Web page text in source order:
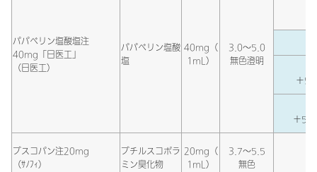
パパベリン塩酸塩注
40mg「日医工」
（日医工）
パパベリン塩酸
塩
40mg（
1mL）
3.0～5.0
無色澄明
＋5
＋5
ブスコパン注20mg
（ｻﾉﾌｨ）
ブチルスコポラ
ミン臭化物
20mg（
1mL）
3.7～5.5
無色